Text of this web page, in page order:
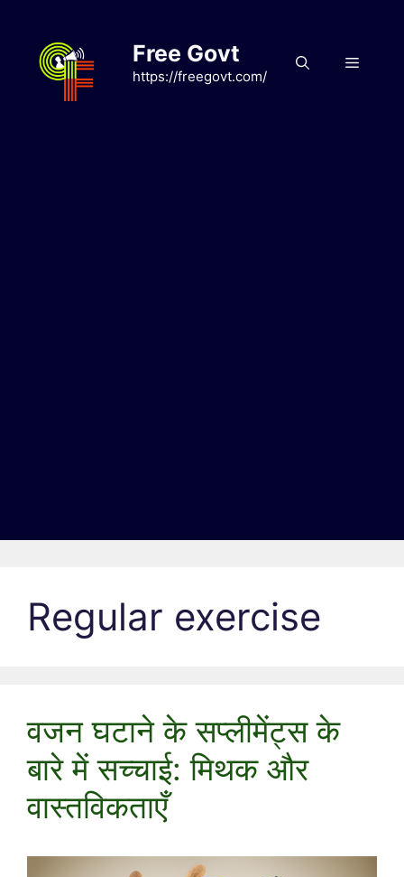
content
Free Govt
https://freegovt.com/
Menu
Regular exercise
वजन घटाने के सप्लीमेंट्स के
बारे में सच्चाई: मिथक और
वास्तविकताएँ